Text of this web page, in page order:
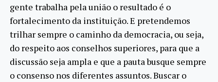
gente trabalha pela união o resultado é o
fortalecimento da instituição. E pretendemos
trilhar sempre o caminho da democracia, ou seja,
do respeito aos conselhos superiores, para que a
discussão seja ampla e que a pauta busque sempre
o consenso nos diferentes assuntos. Buscar o